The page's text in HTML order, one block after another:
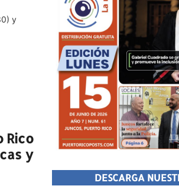
y
Rico
y
DESCARGA